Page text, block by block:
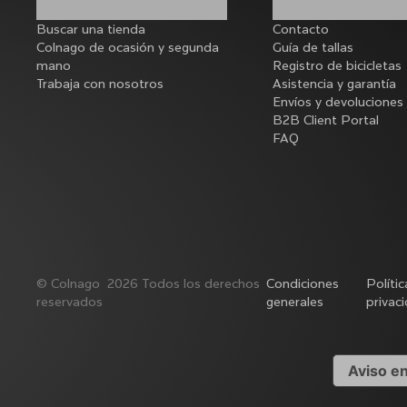
Buscar una tienda
Colnago de ocasión y segunda
mano
Trabaja con nosotros
Contacto
Guía de tallas
Registro de bicicletas
Asistencia y garantía
Envíos y devoluciones
B2B Client Portal
FAQ
© Colnago 2026 Todos los derechos
reservados
Condiciones
generales
Aviso